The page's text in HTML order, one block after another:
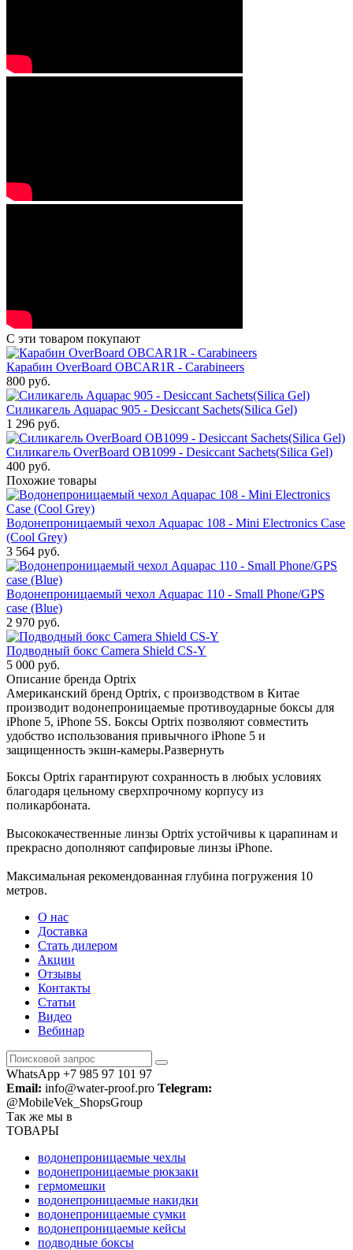
С эти товаром покупают
Карабин OverBoard OBCAR1R - Carabineers
800 руб.
Силикагель Aquapac 905 - Desiccant Sachets(Silica Gel)
1 296 руб.
Силикагель OverBoard OB1099 - Desiccant Sachets(Silica Gel)
400 руб.
Похожие товары
Водонепроницаемый чехол Aquapac 108 - Mini Electronics Case
(Cool Grey)
3 564 руб.
Водонепроницаемый чехол Aquapac 110 - Small Phone/GPS
case (Blue)
2 970 руб.
Подводный бокс Camera Shield CS-Y
5 000 руб.
Описание бренда Optrix
Американский бренд Optrix, с производством в Китае
производит водонепроницаемые противоударные боксы для
iPhone 5, iPhone 5S. Боксы Optrix позволяют совместить
удобство использования привычного iPhone 5 и
защищенность экшн-камеры.Развернуть
Боксы Optrix гарантируют сохранность в любых условиях
благодаря цельному сверхпрочному корпусу из
поликарбоната.
Высококачественные линзы Optrix устойчивы к царапинам и
прекрасно дополняют сапфировые линзы iPhone.
Максимальная рекомендованная глубина погружения 10
метров.
О нас
Доставка
Стать дилером
Акции
Отзывы
Контакты
Статьи
Видео
Вебинар
WhatsApp +7 985 97 101 97
Email: info@water-proof.pro Telegram:
@MobileVek_ShopsGroup
Так же мы в
ТОВАРЫ
водонепроницаемые чехлы
водонепроницаемые рюкзаки
гермомешки
водонепроницаемые накидки
водонепроницаемые сумки
водонепроницаемые кейсы
подводные боксы